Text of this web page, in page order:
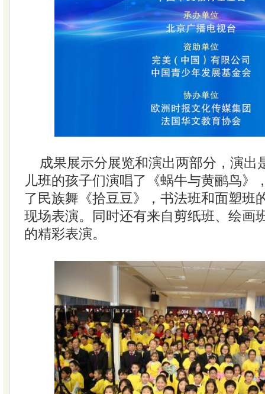
成果展示分展览和演出两部分，演出
儿班的孩子们演唱了《蜗牛与黄鹂鸟》
了民族舞《拾豆豆》，书法班和面塑班
现场表演。同时还有来自剪纸班、绘画
的精彩表演。